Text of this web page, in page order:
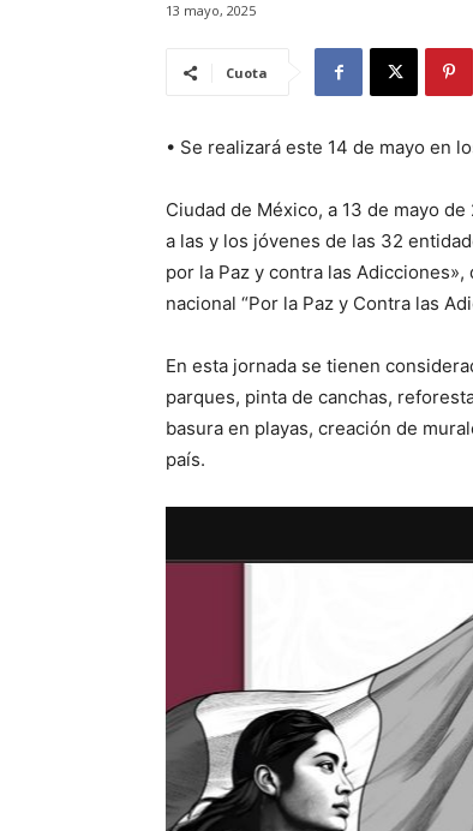
13 mayo, 2025
Cuota
•⁠ ⁠Se realizará este 14 de mayo en
Ciudad de México, a 13 de mayo
a las y los jóvenes de las 32
por la Paz y contra las
nacional “Por la Paz y Contra las
En esta jornada se tienen
parques, pinta de canchas,
basura en playas, creación de
país.